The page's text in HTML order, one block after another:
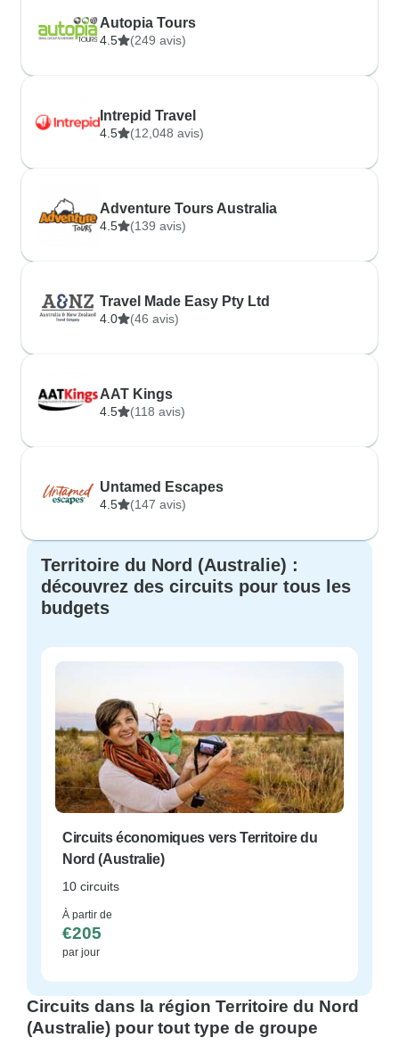
Autopia Tours
4.5 (249 avis)
Intrepid Travel
4.5 (12,048 avis)
Adventure Tours Australia
4.5 (139 avis)
Travel Made Easy Pty Ltd
4.0 (46 avis)
AAT Kings
4.5 (118 avis)
Untamed Escapes
4.5 (147 avis)
Territoire du Nord (Australie) :
découvrez des circuits pour tous les
budgets
Circuits économiques vers Territoire du
Nord (Australie)
10 circuits
À partir de
€205
par jour
Circuits dans la région Territoire du Nord
(Australie) pour tout type de groupe